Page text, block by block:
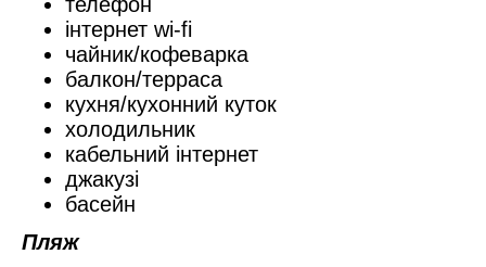
інтернет wi-fi
чайник/кофеварка
балкон/терраса
кухня/кухонний куток
холодильник
кабельний інтернет
джакузі
басейн
Пляж